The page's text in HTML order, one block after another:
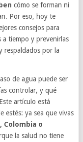
cómo se forman ni
Por eso, hoy te
consejos para
tiempo y prevenirlas
respaldados por la
de agua puede ser
controlar, y qué
artículo está
estés: ya sea que vivas
Colombia o
la salud no tiene